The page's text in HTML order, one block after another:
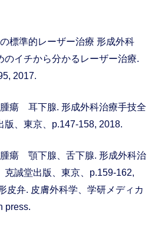
標準的レーザー治療 形成外科
のイチから分かるレーザー治療.
2017.
瘍 耳下腺. 形成外科治療手技全
、東京、p.147-158, 2018.
瘍 顎下腺、舌下腺. 形成外科治
誠堂出版、東京、p.159-162,
弁. 皮膚外科学、学研メディカ
press.